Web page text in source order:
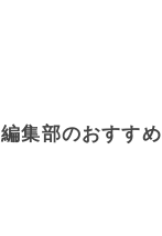
編集部のおすすめ